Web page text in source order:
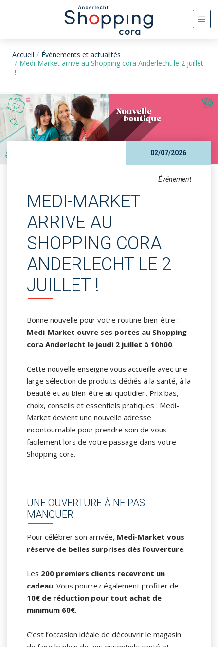
Accueil
Événements et actualités
Medi-Market arrive au Shopping cora Anderlecht le 2 juillet
!
02/07/2026
Événement
MEDI-MARKET
ARRIVE AU
SHOPPING CORA
ANDERLECHT LE 2
JUILLET !
Bonne nouvelle pour votre routine bien-être :
Medi-Market ouvre ses portes au Shopping
cora Anderlecht le jeudi 2 juillet à 10h00.
Cette nouvelle enseigne vous accueille avec une
large sélection de produits dédiés à la santé, à la
beauté et au bien-être au quotidien. Prix bas,
choix, conseils et essentiels pratiques : Medi-
Market devient une nouvelle adresse
incontournable pour prendre soin de vous
facilement lors de votre passage dans votre
Shopping cora.
UNE OUVERTURE À NE PAS
MANQUER
Pour célébrer son arrivée, Medi-Market vous
réserve de belles surprises dès l’ouverture.
Les 200 premiers clients recevront un
cadeau. Vous pourrez également profiter de
10€ de réduction pour tout achat de
minimum 60€.
C’est l’occasion idéale de découvrir le magasin,